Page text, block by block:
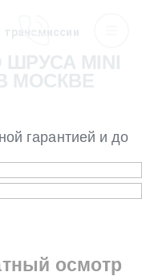
трансмиссии
MINI
МОСКВЕ
гарантией и до
осмотр